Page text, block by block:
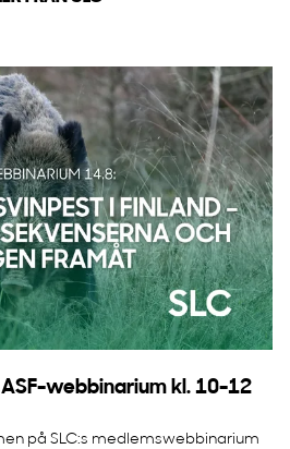
webbinarium kl. 10-12
på SLC:s medlemswebbinarium